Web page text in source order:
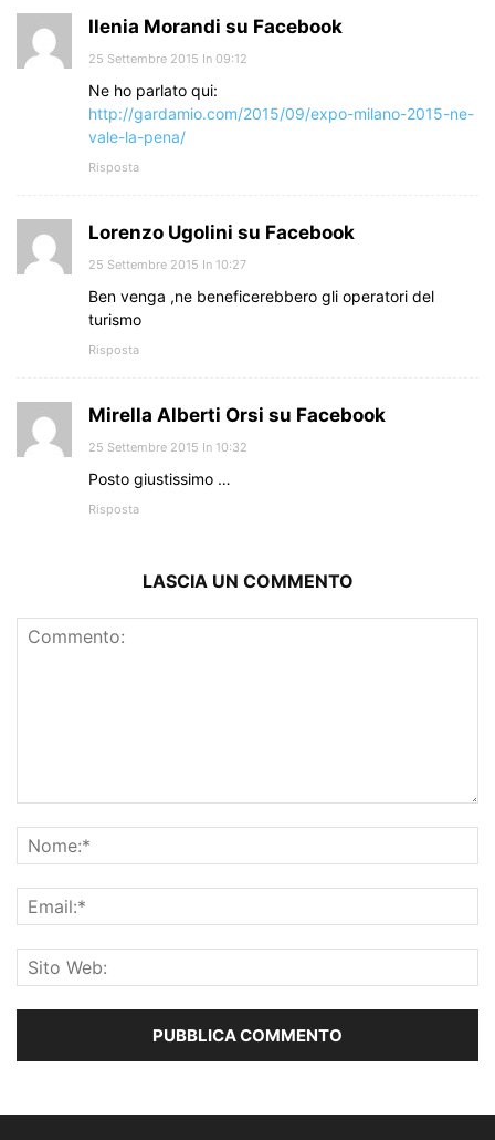
Ilenia Morandi su Facebook
25 Settembre 2015 In 09:12
Ne ho parlato qui:
http://gardamio.com/2015/09/expo-milano-2015-ne-
vale-la-pena/
Risposta
Lorenzo Ugolini su Facebook
25 Settembre 2015 In 10:27
Ben venga ,ne beneficerebbero gli operatori del
turismo
Risposta
Mirella Alberti Orsi su Facebook
25 Settembre 2015 In 10:32
Posto giustissimo …
Risposta
LASCIA UN COMMENTO